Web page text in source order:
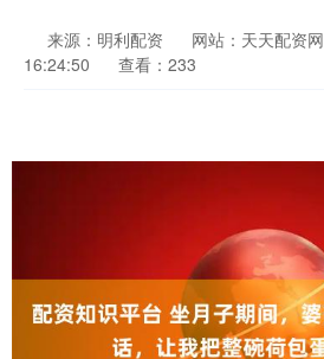
来源：明利配资 网站：天天配资网
16:24:50
查看：233